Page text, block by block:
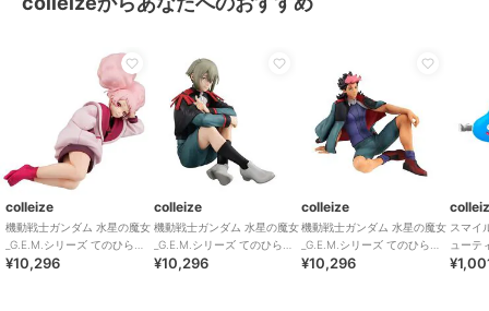
colleize
機動戦士ガンダム 水星の魔女
_G.E.M.シリーズ てのひらチ
ュチュちゃん
¥10,296
colleize
機動戦士ガンダム 水星の魔女
_G.E.M.シリーズ てのひらエ
ランくん
¥10,296
colleize
機動戦士ガンダム 水星の魔女
_G.E.M.シリーズ てのひらグ
エルくん
¥10,296
スマイ
ューテ
リップ